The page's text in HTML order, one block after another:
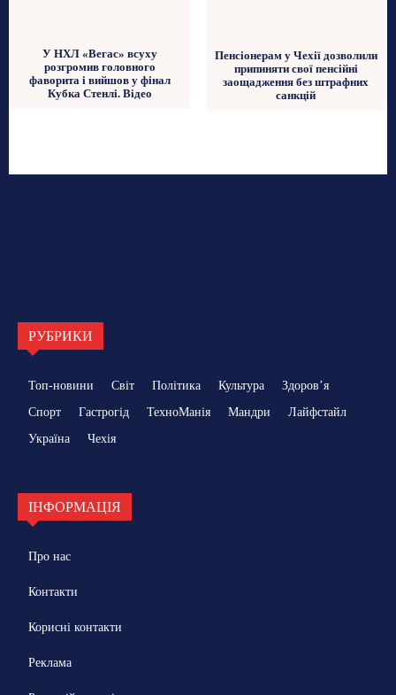
У НХЛ «Вегас» всуху
розгромив головного
фаворита і вийшов у фінал
Кубка Стенлі. Відео
Пенсіонерам у Чехії дозволили
припиняти свої пенсійні
заощадження без штрафних
санкцій
РУБРИКИ
Топ-новини Світ Політика Культура
Здоровʼя
Спорт
Гастрогід ТехноМанія Мандри
Лайфстайл
Україна
Чехія
ІНФОРМАЦІЯ
Про нас
Контакти
Корисні контакти
Реклама